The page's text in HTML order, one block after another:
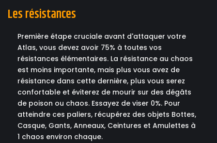
Les résistances
Première étape cruciale avant d'attaquer votre
Atlas, vous devez avoir 75% à toutes vos
résistances élémentaires. La résistance au chaos
est moins importante, mais plus vous avez de
résistance dans cette dernière, plus vous serez
confortable et éviterez de mourir sur des dégâts
de poison ou chaos. Essayez de viser 0%. Pour
atteindre ces paliers, récupérez des objets Bottes,
Casque, Gants, Anneaux, Ceintures et Amulettes à
1 chaos environ chaque.